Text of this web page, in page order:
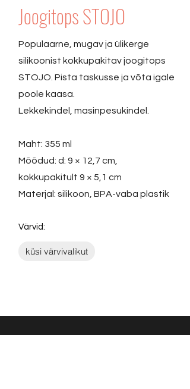
Joogitops STOJO
Populaarne, mugav ja ülikerge
silikoonist kokkupakitav joogitops
STOJO. Pista taskusse ja võta igale
poole kaasa.
Lekkekindel, masinpesukindel.
Maht: 355 ml
Mõõdud: d: 9 × 12,7 cm,
kokkupakitult 9 × 5,1 cm
Materjal: silikoon, BPA-vaba plastik
Värvid:
küsi värvivalikut